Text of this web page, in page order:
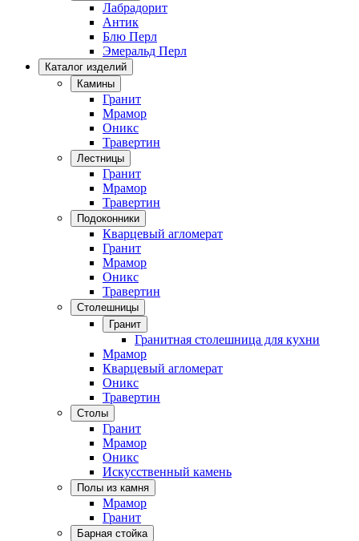
Лабрадорит
Антик
Блю Перл
Эмеральд Перл
Каталог изделий
Камины
Гранит
Мрамор
Оникс
Травертин
Лестницы
Гранит
Мрамор
Травертин
Подоконники
Кварцевый агломерат
Гранит
Мрамор
Оникс
Травертин
Столешницы
Гранит
Гранитная столешница для кухни
Мрамор
Кварцевый агломерат
Оникс
Травертин
Столы
Гранит
Мрамор
Оникс
Искусственный камень
Полы из камня
Мрамор
Гранит
Барная стойка